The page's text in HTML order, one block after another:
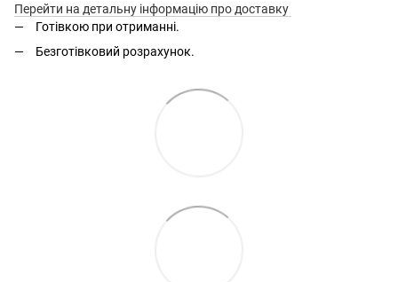
Перейти на детальну інформацію про доставку
Готівкою при отриманні.
Безготівковий розрахунок.